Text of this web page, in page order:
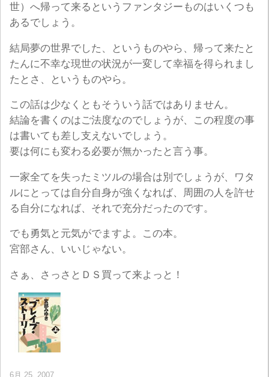
世）へ帰って来るというファンタジーものはいくつも
あるでしょう。
結局夢の世界でした、というものやら、帰って来たと
たんに不幸な現世の状況が一変して幸福を得られまし
たとさ、というものやら。
この話は少なくともそういう話ではありません。
結論を書くのはご法度なのでしょうが、この程度の事
は書いても差し支えないでしょう。
要は何にも変わる必要が無かったと言う事。
一家全てを失ったミツルの場合は別でしょうが、ワタ
ルにとっては自分自身が強くなれば、周囲の人を許せ
る自分になれば、それで充分だったのです。
でも勇気と元気がでますよ。この本。
宮部さん、いいじゃない。
さぁ、さっさとＤＳ買って来よっと！
6月 25, 2007